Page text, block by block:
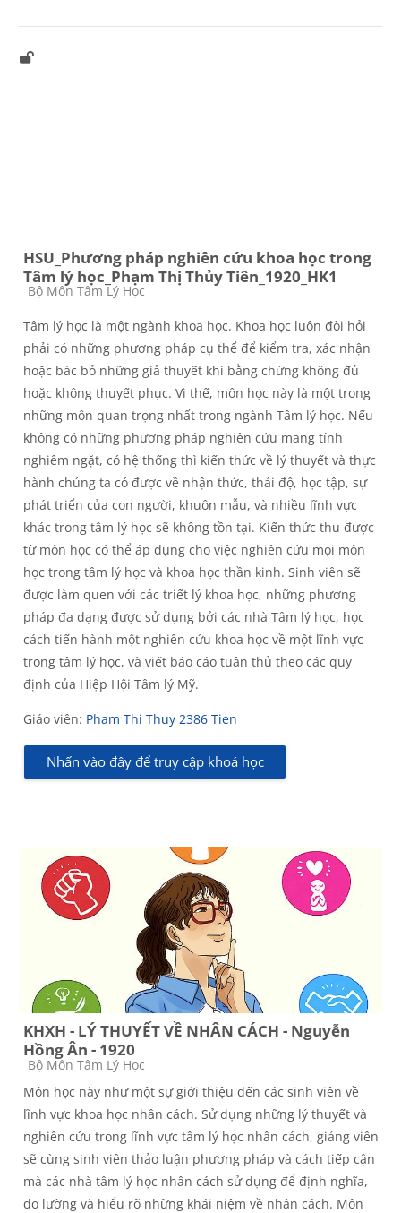
HSU_Phương pháp nghiên cứu khoa học trong
Tâm lý học_Phạm Thị Thủy Tiên_1920_HK1
Các loại khóa học
Bộ Môn Tâm Lý Học
Tâm lý học là một ngành khoa học. Khoa học luôn đòi hỏi
phải có những phương pháp cụ thể để kiểm tra, xác nhận
hoặc bác bỏ những giả thuyết khi bằng chứng không đủ
hoặc không thuyết phục. Vì thế, môn học này là một trong
những môn quan trọng nhất trong ngành Tâm lý học. Nếu
không có những phương pháp nghiên cứu mang tính
nghiêm ngặt, có hệ thống thì kiến thức về lý thuyết và thực
hành chúng ta có được về nhận thức, thái độ, học tập, sự
phát triển của con người, khuôn mẫu, và nhiều lĩnh vực
khác trong tâm lý học sẽ không tồn tại. Kiến thức thu được
từ môn học có thể áp dụng cho việc nghiên cứu mọi môn
học trong tâm lý học và khoa học thần kinh. Sinh viên sẽ
được làm quen với các triết lý khoa học, những phương
pháp đa dạng được sử dụng bởi các nhà Tâm lý học, học
cách tiến hành một nghiên cứu khoa học về một lĩnh vực
trong tâm lý học, và viết báo cáo tuân thủ theo các quy
định của Hiệp Hội Tâm lý Mỹ.
Giáo viên: Pham Thi Thuy 2386 Tien
Nhấn vào đây để truy cập khoá học
KHXH - LÝ THUYẾT VỀ NHÂN CÁCH - Nguyễn
Hồng Ân - 1920
Các loại khóa học
Bộ Môn Tâm Lý Học
Môn học này như một sự giới thiệu đến các sinh viên về
lĩnh vực khoa học nhân cách. Sử dụng những lý thuyết và
nghiên cứu trong lĩnh vực tâm lý học nhân cách, giảng viên
sẽ cùng sinh viên thảo luận phương pháp và cách tiếp cận
mà các nhà tâm lý học nhân cách sử dụng để định nghĩa,
đo lường và hiểu rõ những khái niệm về nhân cách. Môn